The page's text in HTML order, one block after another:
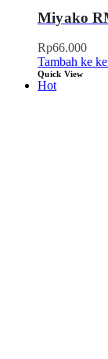
Miyako
Rp66.000
Tambah ke
Quick View
Hot